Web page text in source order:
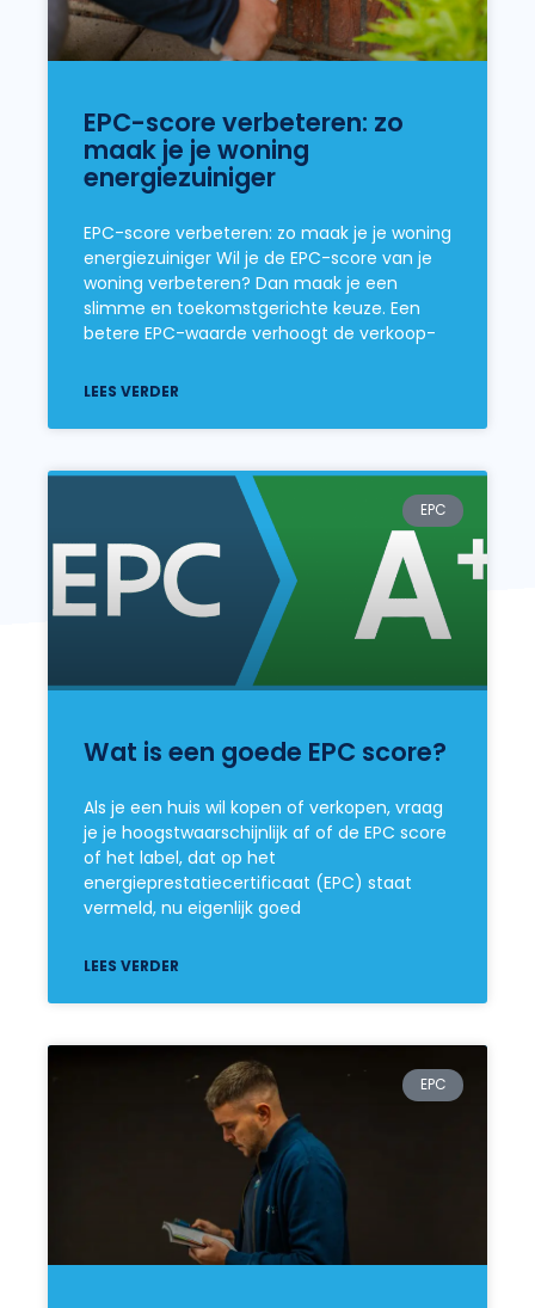
EPC-score verbeteren: zo
maak je je woning
energiezuiniger
EPC-score verbeteren: zo maak je je woning
energiezuiniger Wil je de EPC-score van je
woning verbeteren? Dan maak je een
slimme en toekomstgerichte keuze. Een
betere EPC-waarde verhoogt de verkoop-
LEES VERDER
EPC
Wat is een goede EPC score?
Als je een huis wil kopen of verkopen, vraag
je je hoogstwaarschijnlijk af of de EPC score
of het label, dat op het
energieprestatiecertificaat (EPC) staat
vermeld, nu eigenlijk goed
LEES VERDER
EPC